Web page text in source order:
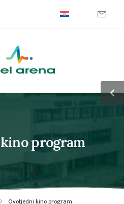
program
Ovotjedni kino program